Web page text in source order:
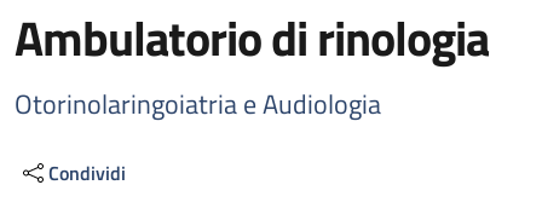
Ambulatorio di rinologia
Otorinolaringoiatria e Audiologia
Condividi